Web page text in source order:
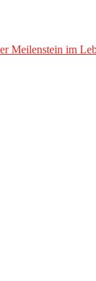
Meilenstein im